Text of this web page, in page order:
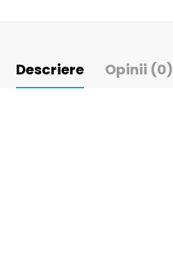
Descriere Opinii (0)